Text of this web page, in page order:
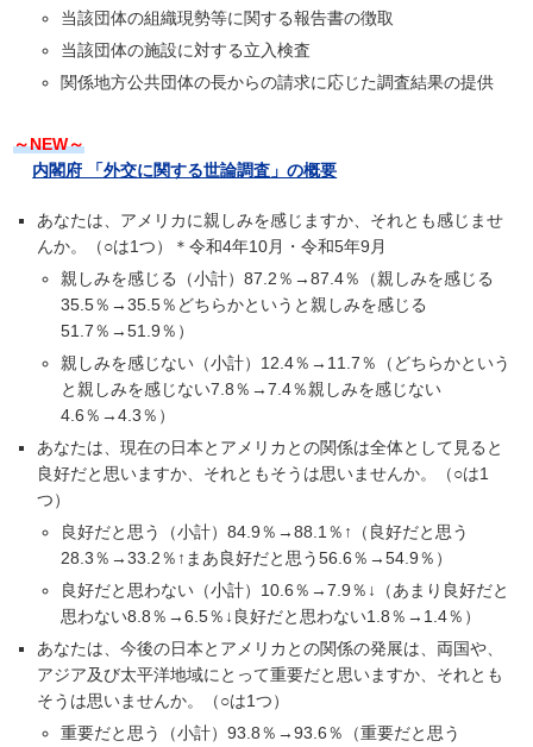
当該団体の組織現勢等に関する報告書の徴取
当該団体の施設に対する立入検査
関係地方公共団体の長からの請求に応じた調査結果の提供
～NEW～
内閣府 「外交に関する世論調査」の概要
あなたは、アメリカに親しみを感じますか、それとも感じませ
んか。（○は1つ）＊令和4年10月・令和5年9月
親しみを感じる（小計）87.2％→87.4％（親しみを感じる
35.5％→35.5％どちらかというと親しみを感じる
51.7％→51.9％）
親しみを感じない（小計）12.4％→11.7％（どちらかという
と親しみを感じない7.8％→7.4％親しみを感じない
4.6％→4.3％）
あなたは、現在の日本とアメリカとの関係は全体として見ると
良好だと思いますか、それともそうは思いませんか。（○は1
つ）
良好だと思う（小計）84.9％→88.1％↑（良好だと思う
28.3％→33.2％↑まあ良好だと思う56.6％→54.9％）
良好だと思わない（小計）10.6％→7.9％↓（あまり良好だと
思わない8.8％→6.5％↓良好だと思わない1.8％→1.4％）
あなたは、今後の日本とアメリカとの関係の発展は、両国や、
アジア及び太平洋地域にとって重要だと思いますか、それとも
そうは思いませんか。（○は1つ）
重要だと思う（小計）93.8％→93.6％（重要だと思う